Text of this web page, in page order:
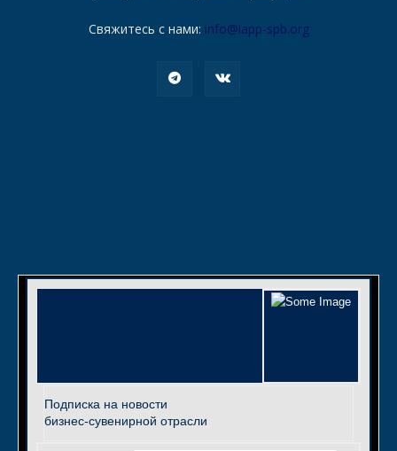
Свяжитесь с нами: info@iapp-spb.org
Подписка на новости
бизнес-сувенирной отрасли